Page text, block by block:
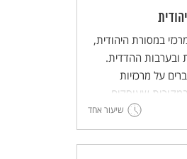
במסורת היהודית,
ובערבות ההדדית.
על מרכזיות
שעוסקים
דיון כיתתי מבוסס
במציאות בת זמננו.
שיעור אחד